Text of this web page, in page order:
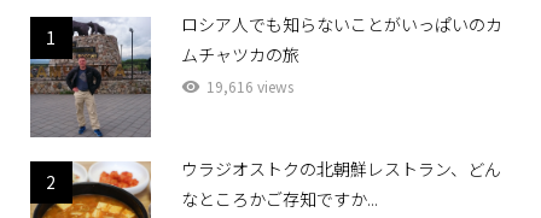
1
ロシア人でも知らないことがいっぱいのカ
ムチャツカの旅
19,616 views
2
ウラジオストクの北朝鮮レストラン、どん
なところかご存知ですか...